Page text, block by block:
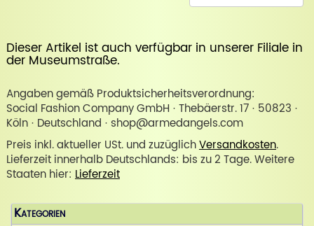
Dieser Artikel ist auch verfügbar in unserer Filiale in
der Museumstraße.
Angaben gemäß Produktsicherheitsverordnung:
Social Fashion Company GmbH · Thebäerstr. 17 · 50823 ·
Köln · Deutschland · shop@armedangels.com
Preis inkl. aktueller USt. und zuzüglichVersandkosten.
Lieferzeit innerhalb Deutschlands: bis zu 2 Tage. Weitere
Staaten hier: Lieferzeit
Kategorien